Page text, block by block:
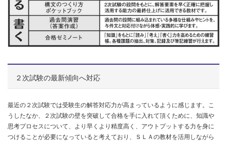
２次試験の最新傾向へ対応
最近の２次試験では受験生の解答対応力が高まっているように感じます。こ
うしたなか、２次試験の壁を突破して合格を手に入れて頂くために、知識や
思考プロセスについて、より早くより精度高く、アウトプットする力を身に
つけることが必要になっていると考えており、ＳＬＡの教材を活用しながら